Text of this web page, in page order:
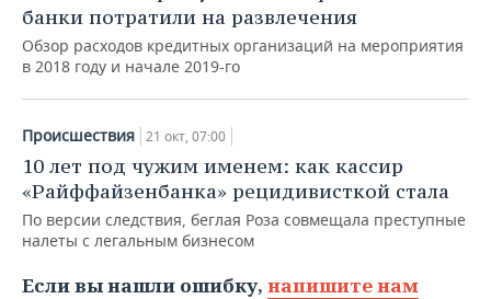
банки потратили на развлечения
Обзор расходов кредитных организаций на мероприятия
в 2018 году и начале 2019-го
Происшествия 21 окт, 07:00
10 лет под чужим именем: как кассир
«Райффайзенбанка» рецидивисткой стала
По версии следствия, беглая Роза совмещала преступные
налеты с легальным бизнесом
Если вы нашли ошибку, напишите нам